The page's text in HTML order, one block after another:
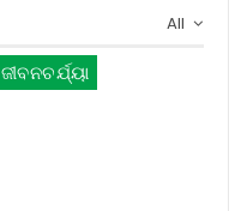
All
ଜୀବନଚର୍ଯ୍ୟା